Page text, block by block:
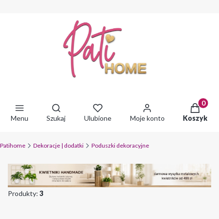
Menu
Otwórz wyszukiwarkę
Szukaj Ulubione Moje konto Koszyk
Patihome Dekoracje | dodatki Poduszki dekoracyjne
Produkty: 3